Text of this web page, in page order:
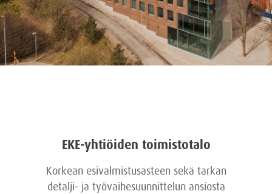
EKE-yhtiöiden toimistotalo
Korkean esivalmistusasteen sekä tarkan
detalji- ja työvaihesuunnittelun ansiosta